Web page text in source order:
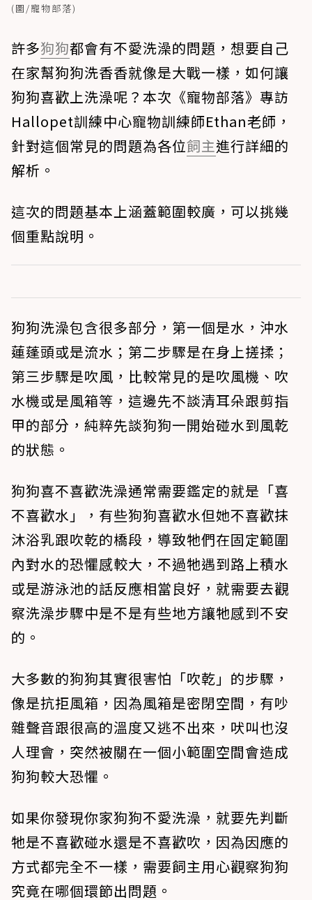
(圖/寵物部落)
許多狗狗都會有不愛洗澡的問題，想要自己
在家幫狗狗洗香香就像是大戰一樣，如何讓
狗狗喜歡上洗澡呢？本次《寵物部落》專訪
Hallopet訓練中心寵物訓練師Ethan老師，
針對這個常見的問題為各位飼主進行詳細的
解析。
這次的問題基本上涵蓋範圍較廣，可以挑幾
個重點說明。
狗狗洗澡包含很多部分，第一個是水，沖水
蓮蓬頭或是流水；第二步驟是在身上搓揉；
第三步驟是吹風，比較常見的是吹風機、吹
水機或是風箱等，這邊先不談清耳朵跟剪指
甲的部分，純粹先談狗狗一開始碰水到風乾
的狀態。
狗狗喜不喜歡洗澡通常需要鑑定的就是「喜
不喜歡水」，有些狗狗喜歡水但她不喜歡抹
沐浴乳跟吹乾的橋段，導致牠們在固定範圍
內對水的恐懼感較大，不過牠遇到路上積水
或是游泳池的話反應相當良好，就需要去觀
察洗澡步驟中是不是有些地方讓牠感到不安
的。
大多數的狗狗其實很害怕「吹乾」的步驟，
像是抗拒風箱，因為風箱是密閉空間，有吵
雜聲音跟很高的溫度又逃不出來，吠叫也沒
人理會，突然被關在一個小範圍空間會造成
狗狗較大恐懼。
如果你發現你家狗狗不愛洗澡，就要先判斷
牠是不喜歡碰水還是不喜歡吹，因為因應的
方式都完全不一樣，需要飼主用心觀察狗狗
究竟在哪個環節出問題。